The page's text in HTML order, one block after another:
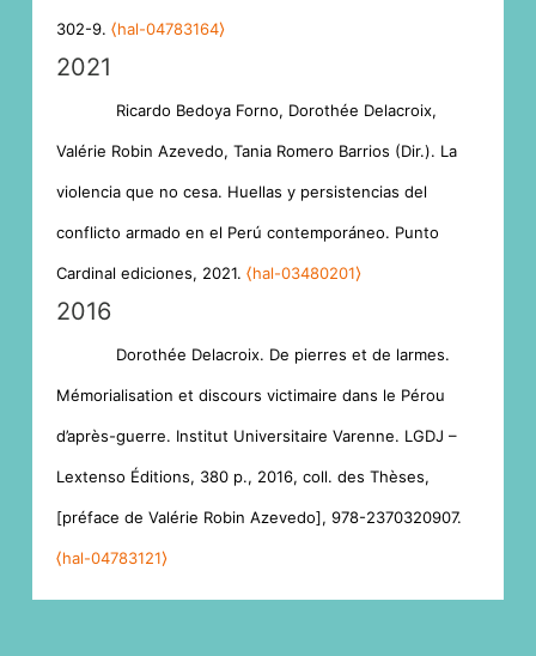
302-9. ⟨hal-04783164⟩
2021
Ricardo Bedoya Forno, Dorothée Delacroix,
Valérie Robin Azevedo, Tania Romero Barrios (Dir.). La
violencia que no cesa. Huellas y persistencias del
conflicto armado en el Perú contemporáneo. Punto
Cardinal ediciones, 2021. ⟨hal-03480201⟩
2016
Dorothée Delacroix. De pierres et de larmes.
Mémorialisation et discours victimaire dans le Pérou
d’après-guerre. Institut Universitaire Varenne. LGDJ –
Lextenso Éditions, 380 p., 2016, coll. des Thèses,
[préface de Valérie Robin Azevedo], 978-2370320907.
⟨hal-04783121⟩